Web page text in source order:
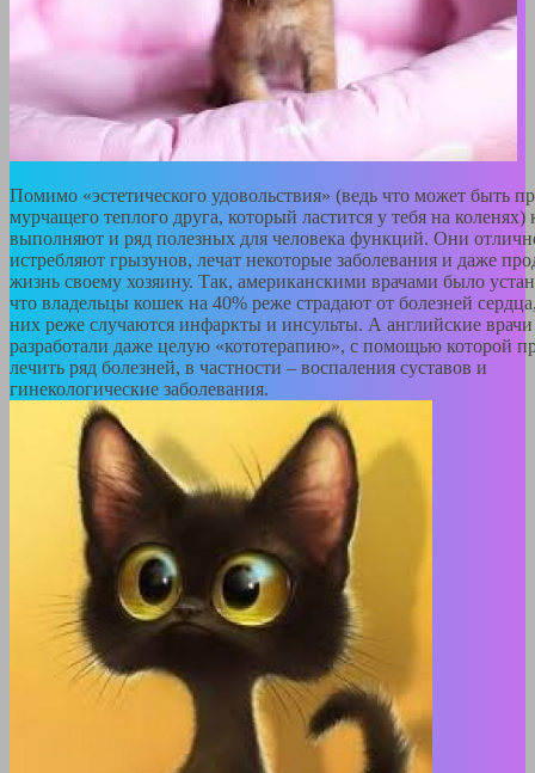
Помимо «эстетического удовольствия» (ведь что может быть
мурчащего теплого друга, который ластится у тебя на коленях)
выполняют и ряд полезных для человека функций. Они
истребляют грызунов, лечат некоторые заболевания и даже
жизнь своему хозяину. Так, американскими врачами было
что владельцы кошек на 40% реже страдают от болезней
них реже случаются инфаркты и инсульты. А английские врачи
разработали даже целую «кототерапию», с помощью которой
лечить ряд болезней, в частности – воспаления суставов и
гинекологические заболевания.